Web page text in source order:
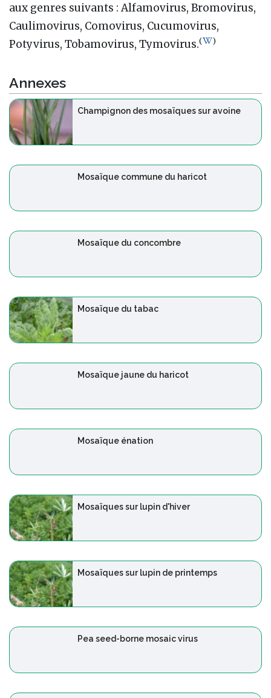
aux genres suivants : Alfamovirus, Bromovirus,
Caulimovirus, Comovirus, Cucumovirus,
Potyvirus, Tobamovirus, Tymovirus.( )
Annexes
Champignon des mosaïques sur avoine
Mosaïque commune du haricot
Mosaïque du concombre
Mosaïque du tabac
Mosaïque jaune du haricot
Mosaïque énation
Mosaïques sur lupin d'hiver
Mosaïques sur lupin de printemps
Pea seed-borne mosaic virus